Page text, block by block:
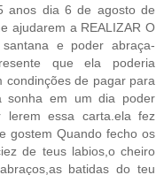
anos dia 6 de agosto de
ajudarem a REALIZAR O
e poder abraça-
que ela poderia
condinções de pagar para
sonha em um dia poder
lerem essa carta.ela fez
gostem Quando fecho os
de teus labios,o cheiro
batidas do teu